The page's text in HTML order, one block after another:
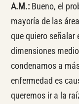
A.M.:Bueno, el
mayoría de las
que quiero señalar
dimensiones
condenamos a
enfermedad es
queremos ir a la